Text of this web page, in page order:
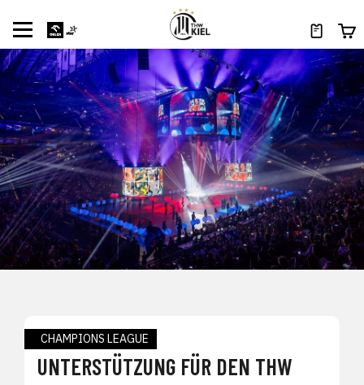
CHAMPIONS LEAGUE
UNTERSTÜTZUNG FÜR DEN THW